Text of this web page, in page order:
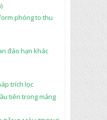
phóng to thu
đáo hạn khác
trích lọc
tiên trong mảng